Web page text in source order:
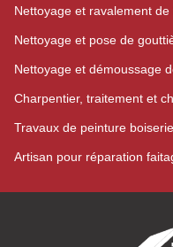
Nettoyage et ravalement
Nettoyage et pose de
Nettoyage et démoussage
Charpentier, traitement et
Travaux de peinture
Artisan pour réparation